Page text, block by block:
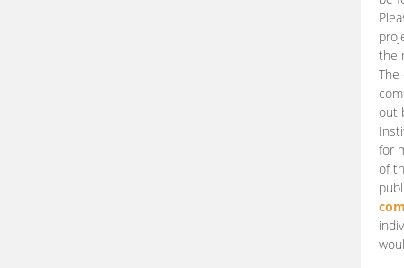
the
The
out
for
of